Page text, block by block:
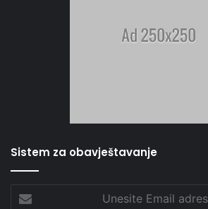
Sistem za obavještavanje
Email